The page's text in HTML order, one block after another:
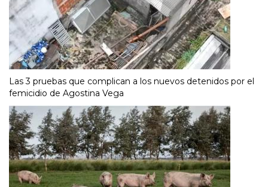
Las 3 pruebas que complican a los nuevos detenidos por el
femicidio de Agostina Vega